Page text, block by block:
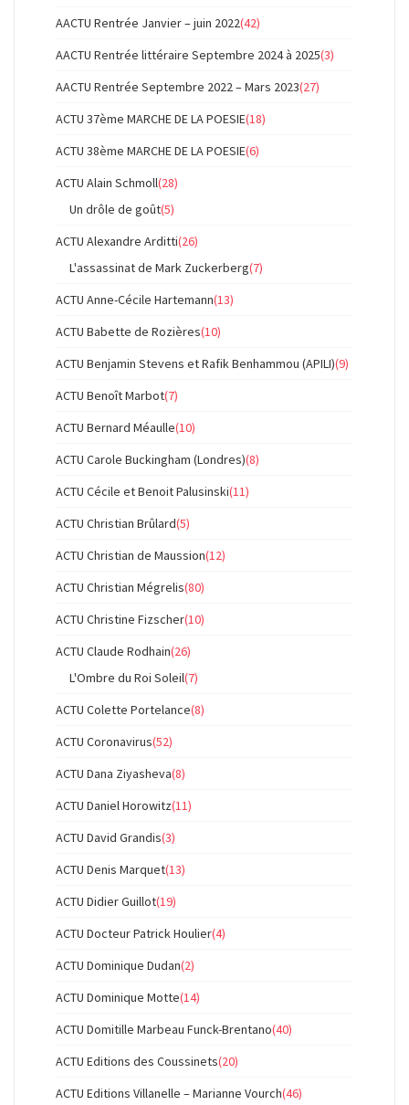
AACTU Rentrée Janvier – juin 2022(42)
AACTU Rentrée littéraire Septembre 2024 à 2025(3)
AACTU Rentrée Septembre 2022 – Mars 2023(27)
ACTU 37ème MARCHE DE LA POESIE(18)
ACTU 38ème MARCHE DE LA POESIE(6)
ACTU Alain Schmoll(28)
Un drôle de goût(5)
ACTU Alexandre Arditti(26)
L'assassinat de Mark Zuckerberg(7)
ACTU Anne-Cécile Hartemann(13)
ACTU Babette de Rozières(10)
ACTU Benjamin Stevens et Rafik Benhammou (APILI)(9)
ACTU Benoît Marbot(7)
ACTU Bernard Méaulle(10)
ACTU Carole Buckingham (Londres)(8)
ACTU Cécile et Benoit Palusinski(11)
ACTU Christian Brûlard(5)
ACTU Christian de Maussion(12)
ACTU Christian Mégrelis(80)
ACTU Christine Fizscher(10)
ACTU Claude Rodhain(26)
L'Ombre du Roi Soleil(7)
ACTU Colette Portelance(8)
ACTU Coronavirus(52)
ACTU Dana Ziyasheva(8)
ACTU Daniel Horowitz(11)
ACTU David Grandis(3)
ACTU Denis Marquet(13)
ACTU Didier Guillot(19)
ACTU Docteur Patrick Houlier(4)
ACTU Dominique Dudan(2)
ACTU Dominique Motte(14)
ACTU Domitille Marbeau Funck-Brentano(40)
ACTU Editions des Coussinets(20)
ACTU Editions Villanelle – Marianne Vourch(46)